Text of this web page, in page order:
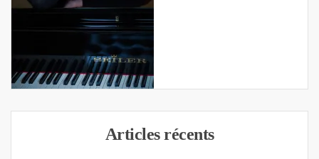
Articles récents